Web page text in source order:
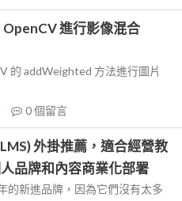
進行影像混合
的 addWeighted 方法進行圖片
0個留言
外掛推薦，適合經營教
品牌和內容商業化部署
的新進品牌，因為它們沒有太多